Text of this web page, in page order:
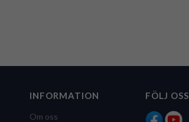
INFORMATION
Om oss
FÖLJ OSS